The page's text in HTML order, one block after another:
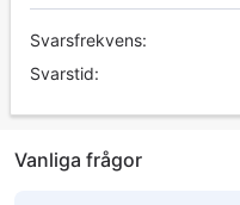
Svarsfrekvens:
Svarstid:
Vanliga frågor